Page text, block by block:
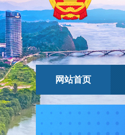
网站首页